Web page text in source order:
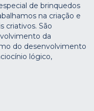
de brinquedos
na criação e
criativos. São
da
do desenvolvimento
lógico,